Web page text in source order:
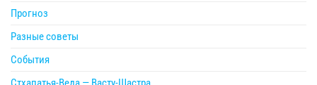
Прогноз
Разные советы
События